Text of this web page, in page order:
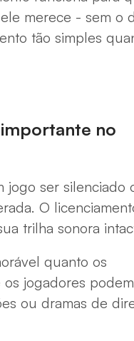
merece - sem o
tão simples
no
jogo ser silenciado
O
trilha sonora
quanto os
os jogadores podem
ou dramas de